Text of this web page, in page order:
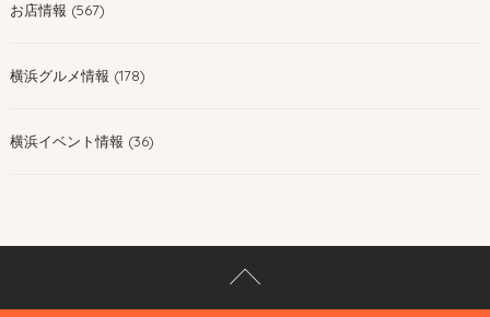
お店情報 (567)
横浜グルメ情報 (178)
横浜イベント情報 (36)